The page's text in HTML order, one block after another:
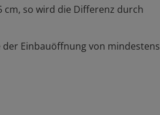
cm, so wird die Differenz durch
der Einbauöffnung von mindestens